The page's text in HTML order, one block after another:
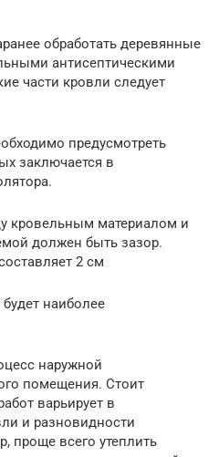
обработать деревянные
антисептическими
части кровли следует
предусмотреть
заключается в
кровельным материалом и
должен быть зазор.
2 см
наиболее
наружной
помещения. Стоит
варьирует в
и разновидности
проще всего утеплить